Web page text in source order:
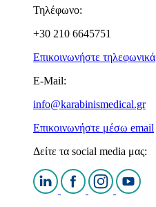
Τηλέφωνο:
+30 210 6645751
Επικοινωνήστε τηλεφωνικά
E-Mail:
info@karabinismedical.gr
Επικοινωνήστε μέσω email
Δείτε τα social media μας: